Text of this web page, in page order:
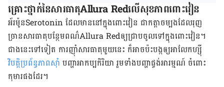
គ្រោះថ្នាក់​នៃ​សារធាតុAllura Redលើ​សុខភាព​ពោះវៀន
​​អ័រម៉ូន​Serotonin ដែល​មាន​នៅ​ក្នុង​ពោះវៀន​ ជា​​កត្តា​ចម្បង​ដែល​​រុញ
ច្រាន​សារធាតុ​បន្ថែម​ពណ៌​Allura Red​ឲ្យ​​ជ្រាប​ចូល​ទៅ​ក្នុង​ពោះវៀន។
ជាង​នេះ​ទៅ​ទៀត ការ​ញ៉ាំ​សារធាតុ​​មួយ​នេះ ក៏​អាច​ប៉ះបង្កឲ្យ​អាលែកហ្ស៊ី
វិបត្តិ​ប្រព័ន្ធ​ភាព​ស៊ាំ ​​បញ្ហា​អាកប្បកិរិយា​ រួម​ទាំង​បញ្ហា​ផ្ចង់​អារម្មណ៍ ចំពោះ​
កុមារ​ផង​ដែរ។